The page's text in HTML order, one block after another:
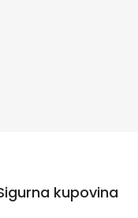
kupovina